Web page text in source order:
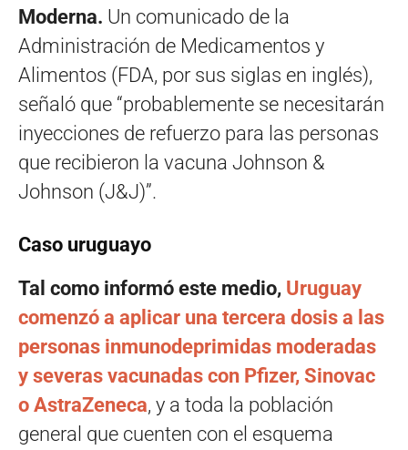
Moderna. Un comunicado de la
Administración de Medicamentos y
Alimentos (FDA, por sus siglas en inglés),
señaló que “probablemente se necesitarán
inyecciones de refuerzo para las personas
que recibieron la vacuna Johnson &
Johnson (J&J)”.
Caso uruguayo
Tal como informó este medio, Uruguay
comenzó a aplicar una tercera dosis a las
personas inmunodeprimidas moderadas
y severas vacunadas con Pfizer, Sinovac
o AstraZeneca, y a toda la población
general que cuenten con el esquema